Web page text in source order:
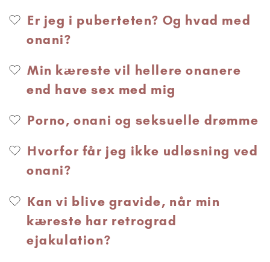
Er jeg i puberteten? Og hvad med
onani?
Min kæreste vil hellere onanere
end have sex med mig
Porno, onani og seksuelle drømme
Hvorfor får jeg ikke udløsning ved
onani?
Kan vi blive gravide, når min
kæreste har retrograd
ejakulation?